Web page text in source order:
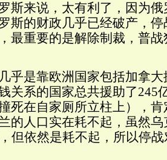
斯来说，太有利了，因为
斯的财政几乎已经破产，
最重要的是解除制裁，普
乎是靠欧洲国家包括加拿
关系的国家总共援助了245
死在自家厕所立柱上），
的人口实在耗不起，虽然
但依然是耗不起，所以停